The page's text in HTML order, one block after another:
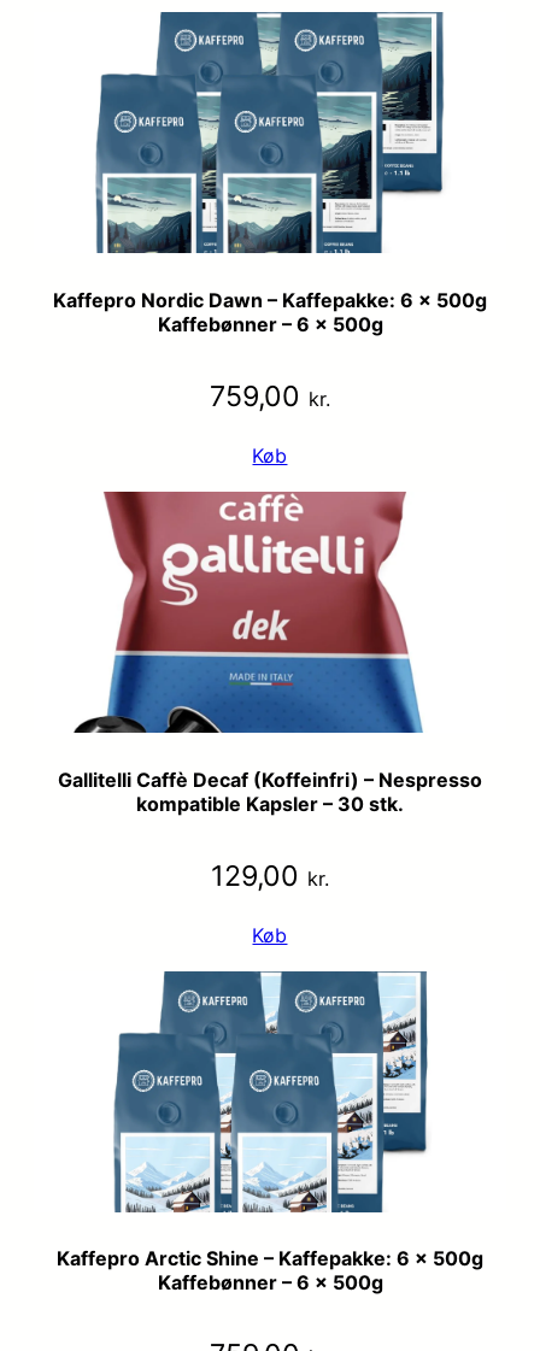
Kaffepro Nordic Dawn – Kaffepakke: 6 x 500g
Kaffebønner – 6 x 500g
759,00 kr.
Køb
Gallitelli Caffè Decaf (Koffeinfri) – Nespresso
kompatible Kapsler – 30 stk.
129,00 kr.
Køb
Kaffepro Arctic Shine – Kaffepakke: 6 x 500g
Kaffebønner – 6 x 500g